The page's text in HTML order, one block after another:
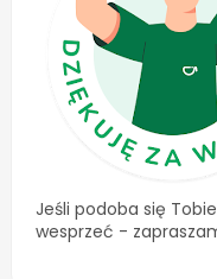
Jeśli podoba się
wesprzeć -